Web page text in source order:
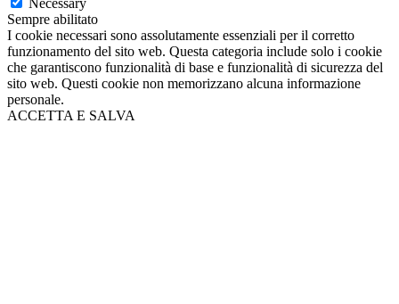
Sempre abilitato
I cookie necessari sono assolutamente essenziali per il corretto
funzionamento del sito web. Questa categoria include solo i cookie
che garantiscono funzionalità di base e funzionalità di sicurezza del
sito web. Questi cookie non memorizzano alcuna informazione
personale.
ACCETTA E SALVA